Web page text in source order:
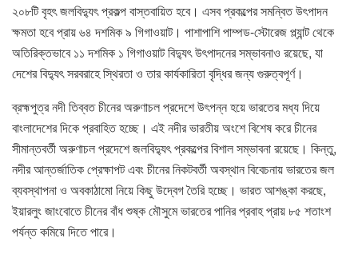
২০৮টি বৃহৎ জলবিদ্যুৎ প্রকল্প বাস্তবায়িত হবে। এসব প্রকল্পের সমন্বিত উৎপাদন
ক্ষমতা হবে প্রায় ৬৪ দশমিক ৯ গিগাওয়াট। পাশাপাশি পাম্পড-স্টোরেজ প্ল্যান্ট থেকে
অতিরিক্তভাবে ১১ দশমিক ১ গিগাওয়াট বিদ্যুৎ উৎপাদনের সম্ভাবনাও রয়েছে, যা
দেশের বিদ্যুৎ সরবরাহে স্থিরতা ও তার কার্যকারিতা বৃদ্ধির জন্য গুরুত্বপূর্ণ।
ব্রহ্মপুত্র নদী তিব্বত চীনের অরুণাচল প্রদেশে উৎপন্ন হয়ে ভারতের মধ্য দিয়ে
বাংলাদেশের দিকে প্রবাহিত হচ্ছে। এই নদীর ভারতীয় অংশে বিশেষ করে চীনের
সীমান্তবর্তী অরুণাচল প্রদেশে জলবিদ্যুৎ প্রকল্পের বিশাল সম্ভাবনা রয়েছে। কিন্তু,
নদীর আন্তর্জাতিক প্রেক্ষাপট এবং চীনের নিকটবর্তী অবস্থান বিবেচনায় ভারতের জল
ব্যবস্থাপনা ও অবকাঠামো নিয়ে কিছু উদ্বেগ তৈরি হচ্ছে। ভারত আশঙ্কা করছে,
ইয়ারলুং জাংবোতে চীনের বাঁধ শুষ্ক মৌসুমে ভারতের পানির প্রবাহ প্রায় ৮৫ শতাংশ
পর্যন্ত কমিয়ে দিতে পারে।